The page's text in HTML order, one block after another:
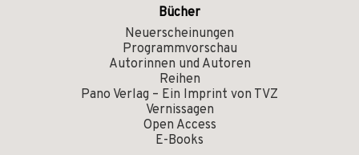
Bücher
Neuerscheinungen
Programmvorschau
Autorinnen und Autoren
Reihen
Pano Verlag – Ein Imprint von TVZ
Vernissagen
Open Access
E-Books